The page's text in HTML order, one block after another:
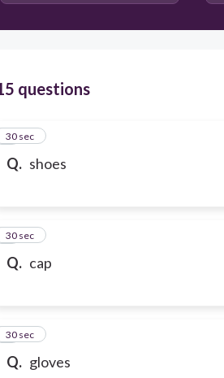
questions
Q. shoes
1
30 sec
Q. cap
2
30 sec
Q. gloves
3
30 sec